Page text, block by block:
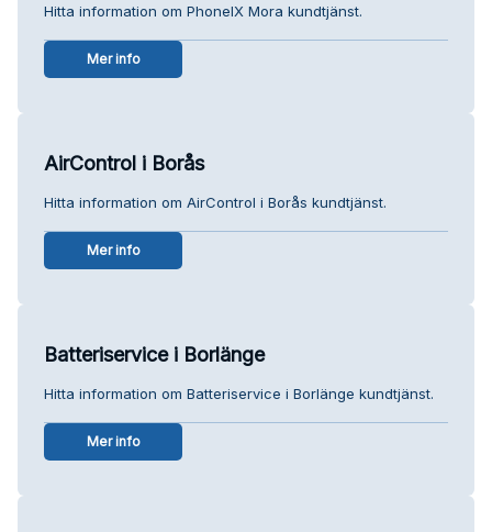
Hitta information om PhoneIX Mora kundtjänst.
Mer info
AirControl i Borås
Hitta information om AirControl i Borås kundtjänst.
Mer info
Batteriservice i Borlänge
Hitta information om Batteriservice i Borlänge kundtjänst.
Mer info